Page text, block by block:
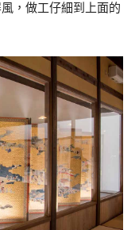
，做工仔細到上面的